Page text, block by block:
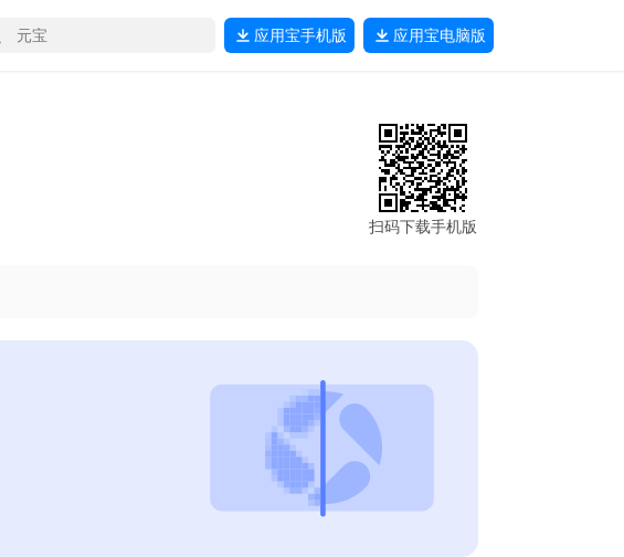
应用宝手机版 应用宝电脑版
扫码下载手机版